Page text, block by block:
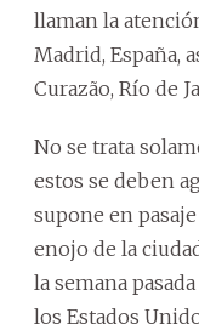
llaman la
Madrid, España,
Curazão, Río de
No se trata
estos se deben
supone en
enojo de la
la semana
los Estados